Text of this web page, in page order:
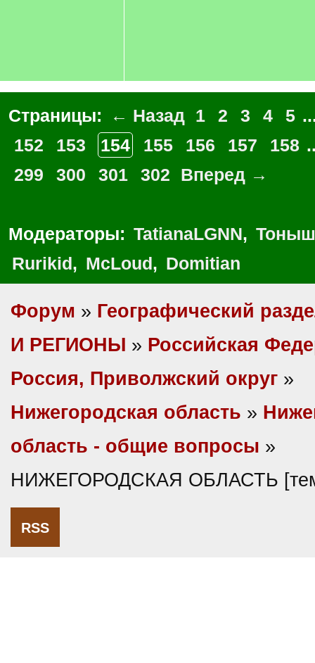
Страницы: ← Назад 1 2 3 4 5
152
153 154 155 156 157 158
299
300 301 302 Вперед →
Модераторы: TatianaLGNN,
Rurikid, McLoud, Domitian
Форум » Географический
И РЕГИОНЫ » Российская
Россия, Приволжский округ »
Нижегородская область »
область - общие вопросы »
НИЖЕГОРОДСКАЯ ОБЛАСТЬ
RSS